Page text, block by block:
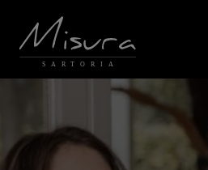
SARTORIA
Over Misura
Stories by Misura (Blog)